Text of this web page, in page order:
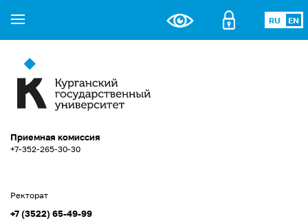
RU EN
Приемная комиссия
+7-352-265-30-30
Ректорат
+7 (3522) 65-49-99